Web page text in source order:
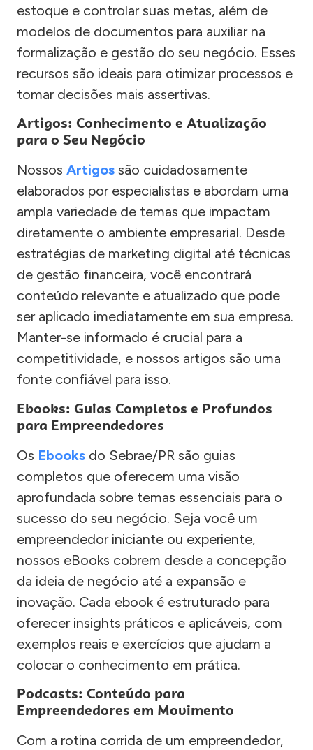
estoque e controlar suas metas, além de
modelos de documentos para auxiliar na
formalização e gestão do seu negócio. Esses
recursos são ideais para otimizar processos e
tomar decisões mais assertivas.
Artigos: Conhecimento e Atualização
para o Seu Negócio
Nossos Artigos são cuidadosamente
elaborados por especialistas e abordam uma
ampla variedade de temas que impactam
diretamente o ambiente empresarial. Desde
estratégias de marketing digital até técnicas
de gestão financeira, você encontrará
conteúdo relevante e atualizado que pode
ser aplicado imediatamente em sua empresa.
Manter-se informado é crucial para a
competitividade, e nossos artigos são uma
fonte confiável para isso.
Ebooks: Guias Completos e Profundos
para Empreendedores
Os Ebooks do Sebrae/PR são guias
completos que oferecem uma visão
aprofundada sobre temas essenciais para o
sucesso do seu negócio. Seja você um
empreendedor iniciante ou experiente,
nossos eBooks cobrem desde a concepção
da ideia de negócio até a expansão e
inovação. Cada ebook é estruturado para
oferecer insights práticos e aplicáveis, com
exemplos reais e exercícios que ajudam a
colocar o conhecimento em prática.
Podcasts: Conteúdo para
Empreendedores em Movimento
Com a rotina corrida de um empreendedor,